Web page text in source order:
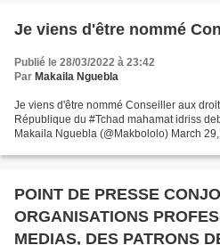
Je viens d'être nommé
Publié le 28/03/2022 à 23:42
Par Makaila Nguebla
Je viens d'être nommé Conseiller aux
République du #Tchad mahamat idriss
Makaila Nguebla (@Makbololo) March
POINT DE PRESSE
ORGANISATIONS
MEDIAS, DES PATRONS